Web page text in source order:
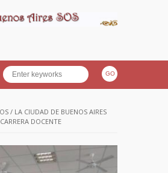
/ LA CIUDAD DE BUENOS AIRES
DOCENTE